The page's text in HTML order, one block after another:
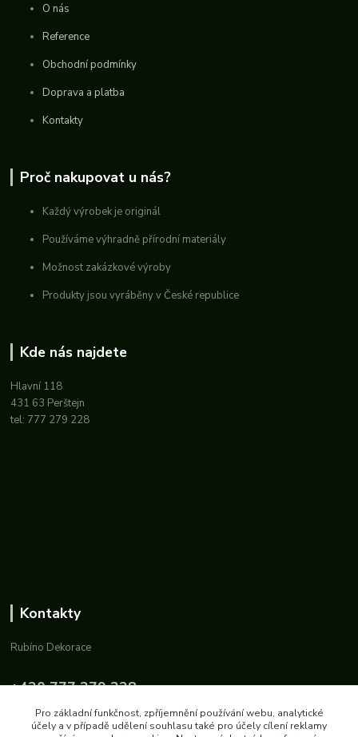
O nás
Reference
Obchodní podmínky
Doprava a platba
Kontakty
Proč nakupovat u nás?
Každý výrobek je originál
Používáme výhradně přírodní materiály
Možnost zakázkové výroby
Produkty jsou vyráběny v České republice
Kde nás najdete
Hlavní 118
431 63 Perštejn
tel: 777 279 228
Kontakty
Rubíno Dekorace
+420 777 279 228
info@rubino.cz
Pro základní funkčnost, zpříjemnění používání webu, analytické
účely a v případě udělení souhlasu také pro účely cílení reklamy